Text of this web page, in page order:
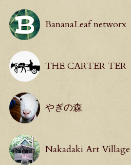
BananaLeaf networx
THE CARTER TER
やぎの森
Nakadaki Art Village